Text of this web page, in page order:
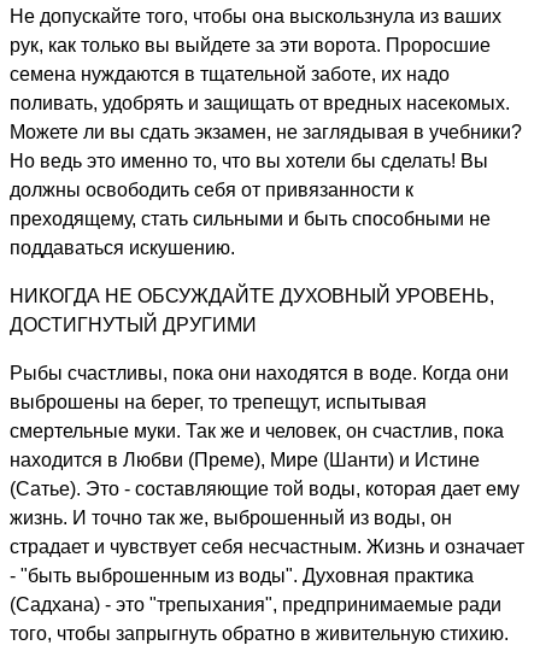
Не допускайте того, чтобы она выскользнула из ваших
рук, как только вы выйдете за эти ворота. Проросшие
семена нуждаются в тщательной заботе, их надо
поливать, удобрять и защищать от вредных насекомых.
Можете ли вы сдать экзамен, не заглядывая в учебники?
Но ведь это именно то, что вы хотели бы сделать! Вы
должны освободить себя от привязанности к
преходящему, стать сильными и быть способными не
поддаваться искушению.
НИКОГДА НЕ ОБСУЖДАЙТЕ ДУХОВНЫЙ УРОВЕНЬ,
ДОСТИГНУТЫЙ ДРУГИМИ
Рыбы счастливы, пока они находятся в воде. Когда они
выброшены на берег, то трепещут, испытывая
смертельные муки. Так же и человек, он счастлив, пока
находится в Любви (Преме), Мире (Шанти) и Истине
(Сатье). Это - составляющие той воды, которая дает ему
жизнь. И точно так же, выброшенный из воды, он
страдает и чувствует себя несчастным. Жизнь и означает
- "быть выброшенным из воды". Духовная практика
(Садхана) - это "трепыхания", предпринимаемые ради
того, чтобы запрыгнуть обратно в живительную стихию.